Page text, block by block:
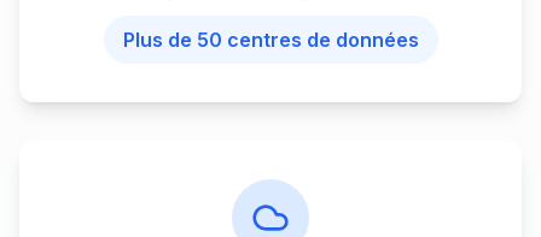
Plus de 50 centres de données